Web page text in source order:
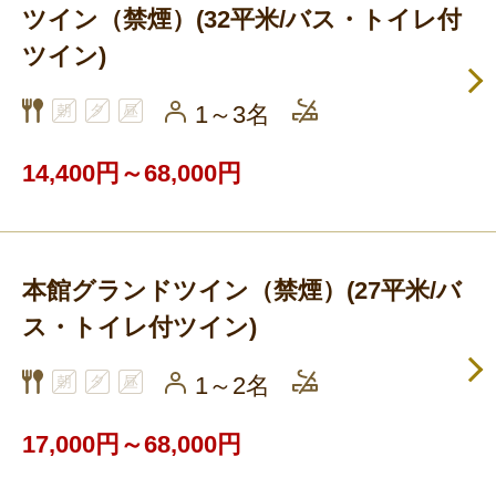
ツイン（禁煙）(32平米/バス・トイレ付
ツイン)
1～3名
14,400円～68,000円
本館グランドツイン（禁煙）(27平米/バ
ス・トイレ付ツイン)
1～2名
17,000円～68,000円